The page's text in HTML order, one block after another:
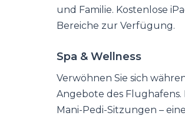
und Familie. Kostenlose
Bereiche zur Verfügung.
Spa & Wellness
Verwöhnen Sie sich
Angebote des Flughafens.
Mani-Pedi-Sitzungen –